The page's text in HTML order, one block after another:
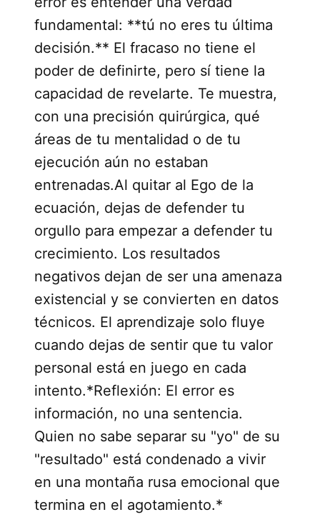
fundamental: **tú no eres tu última
decisión.** El fracaso no tiene el
poder de definirte, pero sí tiene la
capacidad de revelarte. Te muestra,
con una precisión quirúrgica, qué
áreas de tu mentalidad o de tu
ejecución aún no estaban
entrenadas.Al quitar al Ego de la
ecuación, dejas de defender tu
orgullo para empezar a defender tu
crecimiento. Los resultados
negativos dejan de ser una amenaza
existencial y se convierten en datos
técnicos. El aprendizaje solo fluye
cuando dejas de sentir que tu valor
personal está en juego en cada
intento.*Reflexión: El error es
información, no una sentencia.
Quien no sabe separar su "yo" de su
"resultado" está condenado a vivir
en una montaña rusa emocional que
termina en el agotamiento.*